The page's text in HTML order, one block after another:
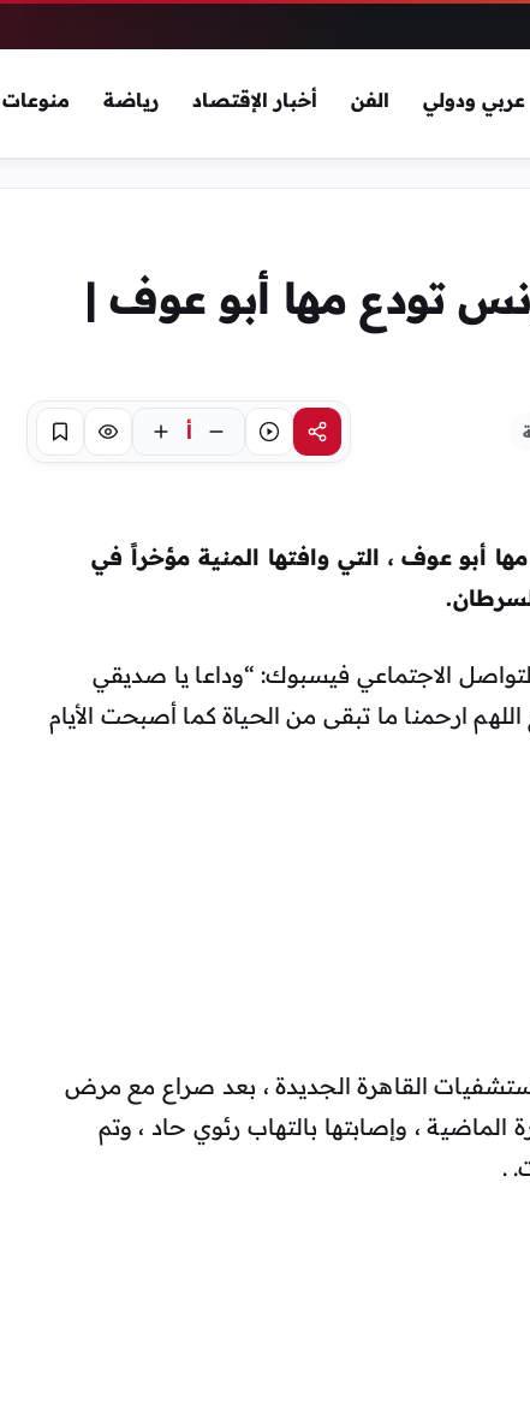
عربي ودولي الفن أخبار الإقتصاد رياضة منوعات
تودع مها أبو عوف |
مشاركةاستماع أ تركيز حفظ
أبو عوف ، التي وافتها المنية مؤخراً في
الاجتماعي فيسبوك: “وداعا يا صديقي
ارحمنا ما تبقى من الحياة كما أصبحت الأيام
القاهرة الجديدة ، بعد صراع مع مرض
، وإصابتها بالتهاب رئوي حاد ، وتم
.